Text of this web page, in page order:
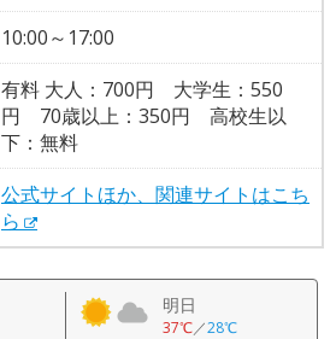
10:00～17:00
有料 大人：700円 大学生：550
円 70歳以上：350円 高校生以
下：無料
公式サイトほか、関連サイトはこち
ら
明日
37℃／28℃